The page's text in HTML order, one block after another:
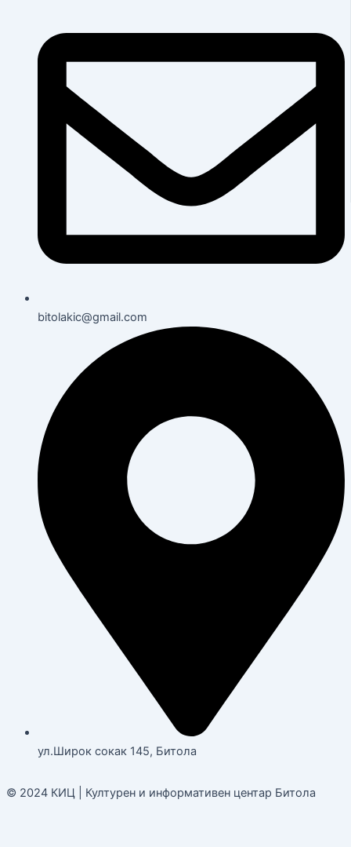
bitolakic@gmail.com
ул.Широк сокак 145, Битола
© 2024 КИЦ | Културен и информативен центар Битола